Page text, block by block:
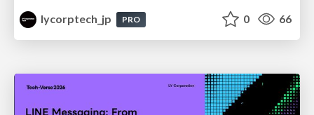
lycorptech_jp
PRO 0 66